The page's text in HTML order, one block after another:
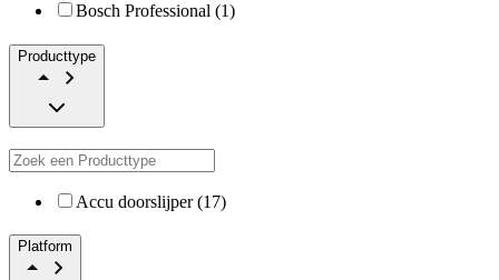
Bosch Professional (1)
Producttype
Accu doorslijper (17)
Platform